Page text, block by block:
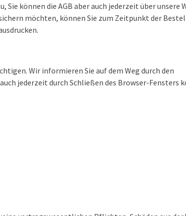
können die AGB aber auch jederzeit über unsere
möchten, können Sie zum Zeitpunkt der
Wir informieren Sie auf dem Weg durch den
jederzeit durch Schließen des Browser-Fensters